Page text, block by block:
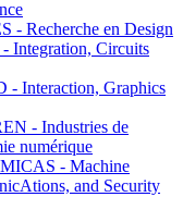
- Recherche en Design
Integration, Circuits
Interaction, Graphics
- Industries de
numérique
- Machine
and Security